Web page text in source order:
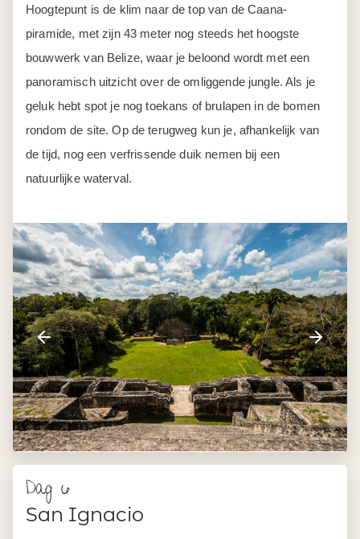
Hoogtepunt is de klim naar de top van de Caana-
piramide, met zijn 43 meter nog steeds het hoogste
bouwwerk van Belize, waar je beloond wordt met een
panoramisch uitzicht over de omliggende jungle. Als je
geluk hebt spot je nog toekans of brulapen in de bomen
rondom de site. Op de terugweg kun je, afhankelijk van
de tijd, nog een verfrissende duik nemen bij een
natuurlijke waterval.
Dag 6
San Ignacio